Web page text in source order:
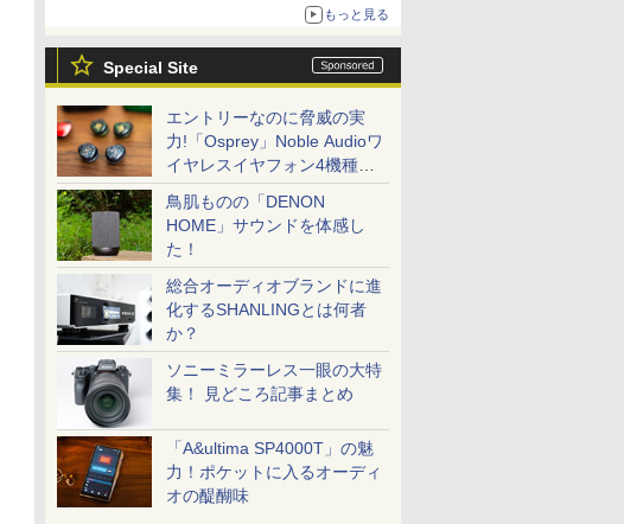
もっと見る
Special Site
エントリーなのに脅威の実
力!「Osprey」Noble Audioワ
イヤレスイヤフォン4機種を
一気に聴く
鳥肌ものの「DENON
HOME」サウンドを体感し
た！
総合オーディオブランドに進
化するSHANLINGとは何者
か？
ソニーミラーレス一眼の大特
集！ 見どころ記事まとめ
「A&ultima SP4000T」の魅
力！ポケットに入るオーディ
オの醍醐味